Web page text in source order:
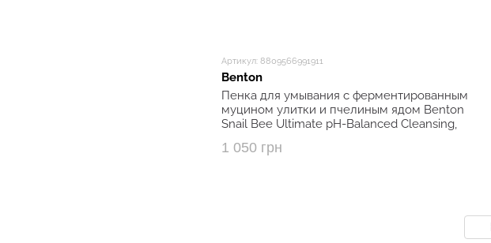
Артикул: 8809566991911
Benton
Пенка для умывания с ферментированным
муцином улитки и пчелиным ядом Benton
Snail Bee Ultimate pH-Balanced Cleansing,
1 050 грн